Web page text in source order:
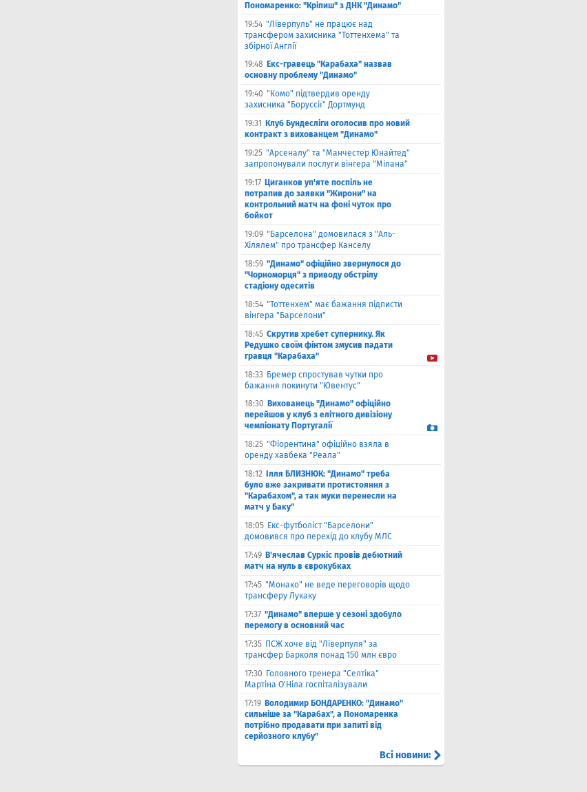
Пономаренко: "Кріпиш" з ДНК "Динамо"
19:54 "Ліверпуль" не працює над
трансфером захисника "Тоттенхема" та
збірної Англії
19:48 Екс-гравець "Карабаха" назвав
основну проблему "Динамо"
19:40 "Комо" підтвердив оренду
захисника "Боруссії" Дортмунд
19:31
Клуб Бундесліги оголосив про новий
контракт з вихованцем "Динамо"
19:25 "Арсеналу" та "Манчестер Юнайтед"
запропонували послуги вінгера "Мілана"
19:17 Циганков уп'яте поспіль не
потрапив до заявки "Жирони" на
контрольний матч на фоні чуток про
бойкот
19:09 "Барселона" домовилася з "Аль-
Хілялем" про трансфер Канселу
18:59 "Динамо" офіційно звернулося до
"Чорноморця" з приводу обстрілу
стадіону одеситів
18:54 "Тоттенхем" має бажання підписти
вінгера "Барселони"
18:45 Скрутив хребет супернику. Як
Редушко своїм фінтом змусив падати
гравця "Карабаха"
18:33 Бремер спростував чутки про
бажання покинути "Ювентус"
18:30 Вихованець "Динамо" офіційно
перейшов у клуб з елітного дивізіону
чемпіонату Португалії
18:25 "Фіорентина" офіційно взяла в
оренду хавбека "Реала"
18:12
Ілля БЛИЗНЮК: "Динамо" треба
було вже закривати протистояння з
"Карабахом", а так муки перенесли на
матч у Баку"
18:05 Екс-футболіст "Барселони"
домовився про перехід до клубу МЛС
17:49 В'ячеслав Суркіс провів дебютний
матч на нуль в єврокубках
17:45 "Монако" не веде переговорів щодо
трансферу Лукаку
17:37 "Динамо" вперше у сезоні здобуло
перемогу в основний час
17:35 ПСЖ хоче від "Ліверпуля" за
трансфер Барколя понад 150 млн євро
17:30 Головного тренера "Селтіка"
Мартіна О'Ніла госпіталізували
17:19 Володимир БОНДАРЕНКО: "Динамо"
сильніше за "Карабах", а Пономаренка
потрібно продавати при запиті від
серйозного клубу"
Всі новини: